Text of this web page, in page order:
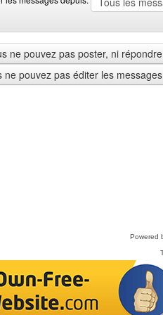
ne pouvez pas poster, ni
pouvez pas éditer les
Powered